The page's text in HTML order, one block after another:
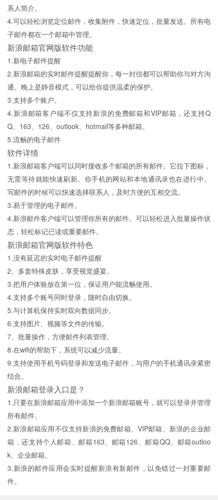
系人简介。
4.可以轻松浏览定位邮件，收集附件，快速定位，批量发送。所有电
子邮件都在一个邮箱中管理。
新浪邮箱官网版软件功能
1.新电子邮件提醒
2.新浪邮箱的实时邮件提醒提醒你，每一封信都可以帮助你与对方沟
通。晚上是静音模式，可以给你提供温柔的保护。
3.支持多个账户。
4.新浪邮箱客户端不仅支持新浪的免费邮箱和VIP邮箱，还支持Q
Q、163、126、outlook、hotmail等多种邮箱。
5.流畅的电子邮件
软件详情
1.新浪邮箱客户端可以同时接收多个邮箱的所有邮件。它拉下图标，
无需等待就能快速刷新。你手机的网站和本地通讯录也在进行中。
写邮件的时候可以快速选择联系人，及时方便的互相交流。
3.易于管理的电子邮件。
4.新浪邮件客户端可以管理你所有的邮件。可以轻松进入批量操作状
态，轻松标记已读或重要邮件。
新浪邮箱官网版软件特色
1.没有延迟的实时电子邮件提醒
2、多套特殊皮肤，享受视觉盛宴。
3.把用户体验放在第一位，保证用户能流畅使用。
4.支持多个账号同时登录，随时自由切换。
5.与计算机保持实时双向数据同步。
6.支持图片、视频等文件的传输。
7、批量操作，方便邮件列表管理。
8.在wifi的帮助下，系统可以减少流量。
9.支持使用手机号码登录和发送电子邮件，与用户的手机通讯录紧密
结合。
新浪邮箱登录入口是？
1.只要在新浪邮箱应用中添加一个新浪邮箱账号，就可以登录并管理
所有邮件。
2.新浪邮箱应用不仅支持新浪的免费邮箱、VIP邮箱、新浪的企业邮
箱，还支持个人邮箱、邮箱163、邮箱126、邮箱QQ、邮箱outloo
k、企业邮箱。
3.新浪的邮件应用会实时提醒新浪有新邮件，以免错过一封重要邮
件。